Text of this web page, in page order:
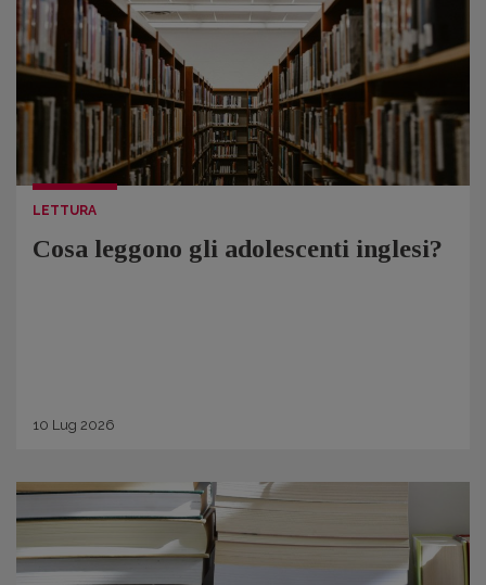
LETTURA
Cosa leggono gli adolescenti inglesi?
10 Lug 2026